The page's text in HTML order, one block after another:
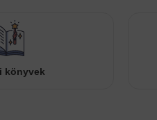
könyvek